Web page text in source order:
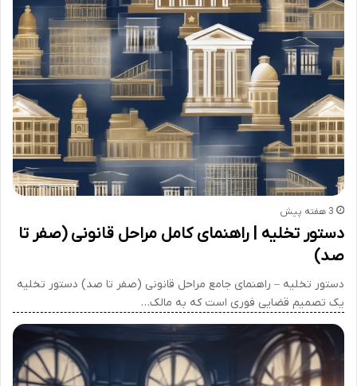
3 هفته پیش
دستور تخلیه | راهنمای کامل مراحل قانونی (صفر تا
صد)
دستور تخلیه – راهنمای جامع مراحل قانونی (صفر تا صد) دستور تخلیه
یک تصمیم قضایی فوری است که به مالک…